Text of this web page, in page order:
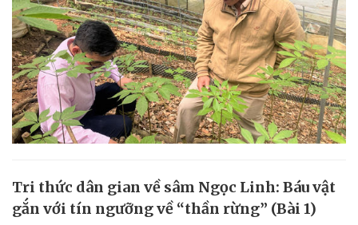
Tri thức dân gian về sâm Ngọc Linh: Báu vật
gắn với tín ngưỡng về “thần rừng” (Bài 1)